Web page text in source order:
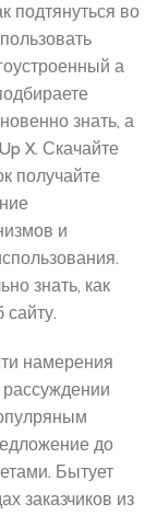
подтянуться во
а
знать, а
X. Скачайте
получайте
и
знать, как
сайту.
намерения
до
Бытует
заказчиков из